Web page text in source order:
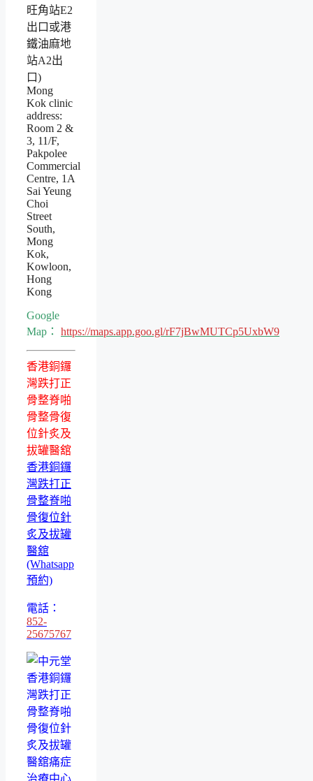
旺角站E2
出口或港
鐵油麻地
站A2出
口)
Mong
Kok clinic
address:
Room 2 &
3, 11/F,
Pakpolee
Commercial
Centre, 1A
Sai Yeung
Choi
Street
South,
Mong
Kok,
Kowloon,
Hong
Kong
Google
Map： https://maps.app.goo.gl/rF7jBwMUTCp5UxbW9
香港銅鑼
灣跌打正
骨整脊啪
骨整骨復
位針炙及
拔罐醫舘
香港銅鑼
灣跌打正
骨整脊啪
骨復位針
炙及拔罐
醫舘
(Whatsapp
預約)
電話：
852-
25675767